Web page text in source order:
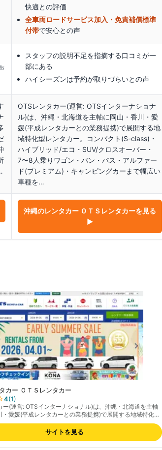
快適との評価
全車両ロードサービス加入・免責補償標準
付帯で安心との声
スタッフの説明不足を指摘する口コミが一
部にある
ハイシーズンは予約が取りづらいとの声
OTSレンタカー(運営: OTSインターナショナ
ル)は、沖縄・北海道を主軸に岡山・香川・愛
媛(平成レンタカーとの業務提携)で展開する地
域特化型レンタカー。コンパクト(S-class)・
ハイブリッド/エコ・SUV/クロスオーバー・
7〜8人乗りワゴン・バン・バス・アルファー
ド(プレミアム)・キャンピングカーまで幅広い
車種を…
沖縄のレンタカー ＯＴＳレンタカーを見る
▶
カー ＯＴＳレンタカー
4(1)
ー(運営: OTSインターナショナル)は、沖縄・北海道を主軸
・愛媛(平成レンタカーとの業務提携)で展開する地域特化型
コンパクト(S-class)・ハイブリッド/エコ・SUV/クロスオー
乗りワゴン・バン・バス・アルファード(プレミアム)・キャ
まで幅広い車種を揃え、リゾート観光から大人数旅行まで対
送迎サービスを全エリアで提供、車両は3年以下の新しさで
サイトを見る